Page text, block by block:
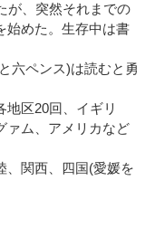
が、突然それまでの
始めた。生存中は書
六ペンス)は読むと勇
区20回、イギリ
ァム、アメリカなど
、関西、四国(愛媛を